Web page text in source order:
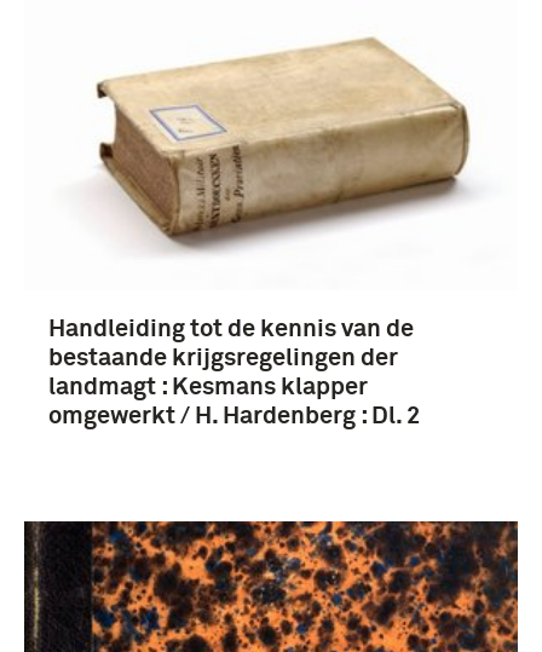
Handleiding tot de kennis van de
bestaande krijgsregelingen der
landmagt : Kesmans klapper
omgewerkt / H. Hardenberg : Dl. 2